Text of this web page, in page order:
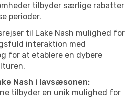
tilbyder særlige rabatter
perioder.
til Lake Nash mulighed for
interaktion med
for at etablere en dybere
Nash i lavsæsonen:
tilbyder en unik mulighed for